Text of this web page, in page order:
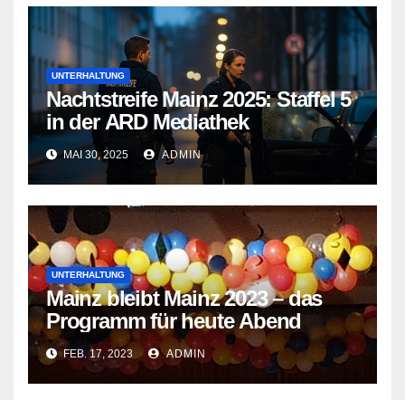
UNTERHALTUNG
Nachtstreife Mainz 2025: Staffel 5
in der ARD Mediathek
MAI 30, 2025 ADMIN
UNTERHALTUNG
Mainz bleibt Mainz 2023 – das
Programm für heute Abend
FEB. 17, 2023 ADMIN